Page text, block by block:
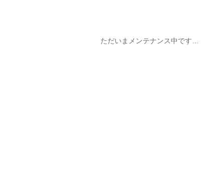
ただいまメンテナンス中です…